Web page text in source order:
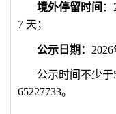
境外停留时间 ：
7 天；
公示日期： 2026
公示时间不少于
65227733。